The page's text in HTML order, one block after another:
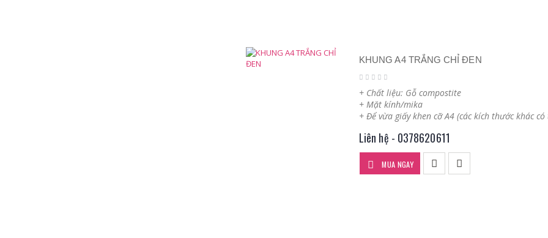
KHUNG A4 TRẮNG CHỈ ĐEN
+ Chất liệu: Gỗ compostite
+ Mặt kính/mika
+ Để vừa giấy khen cỡ A4 (các kích thước khác
Liên hệ - 0378620611
MUA NGAY